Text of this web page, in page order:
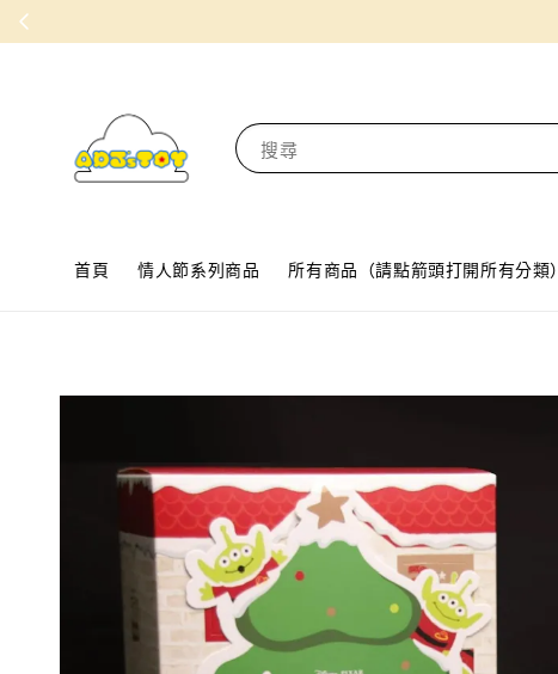
搜尋
首頁 情人節系列商品 所有商品（請點箭頭打開所有分類）